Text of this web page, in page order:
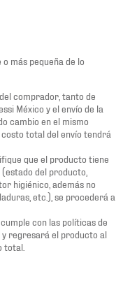
más pequeña de lo
comprador, tanto de
México y el envío de la
cambio en el mismo
total del envío tendrá
que el producto tiene
del producto,
higiénico, además no
etc.), se procederá a
con las políticas de
y regresará el producto al
total.